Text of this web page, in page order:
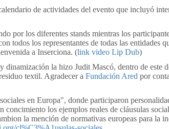
de actividades del evento que incluyó
por los diferentes stands mientras los
todos los representantes de todas las entidades
a Inserciona. (link video Lip Dub)
dinamización la hizo Judit Mascó, dentro de este
textil. Agradecer a Fundación Ared por
en Europa", donde participaron
los ejemplos reales de cláusulas
la mención de normativas europeas para la